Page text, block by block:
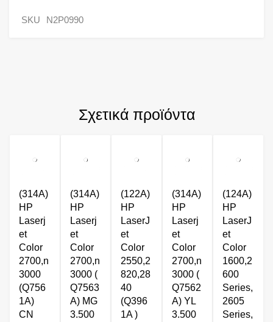
SKU N2P0990
Σχετικά προϊόντα
(314A)
HP
Laserj
et
Color
2700,n
3000
(Q756
1A)
CN
(314A)
HP
Laserj
et
Color
2700,n
3000 (
Q7563
A) MG
3.500
(122A)
HP
LaserJ
et
Color
2550,2
820,28
40
(Q396
1A )
(314A)
HP
Laserj
et
Color
2700,n
3000 (
Q7562
A) YL
3.500
(124A)
HP
LaserJ
et
Color
1600,2
600
Series,
2605
Series,